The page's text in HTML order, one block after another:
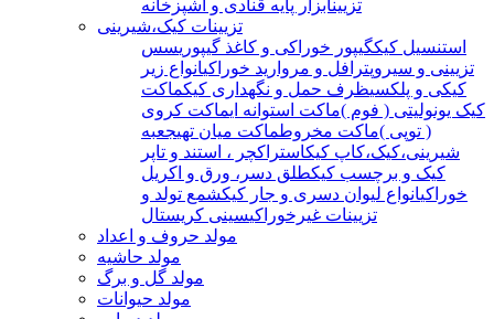
تزیینابزار پایه قنادی و آشپزخانه
تزیینات کیک،شیرینی
استنسیل کیکگیپور خوراکی و کاغذ گیپوریسس
تزیینی و سیروپترافل و مروارید خوراکیانواع زیر
کیکی و پلکسیظرف حمل و نگهداری کیکماکت
کیک یونولیتی ( فوم )ماکت استوانه ایماکت کروی
( توپی )ماکت مخروطماکت میان تهیجعبه
شیرینی،کیک،کاپ کیکاستراکچر ، استند و تاپر
کیک و برچسب کیکطلق دسر، ورق و اکریل
خوراکیانواع لیوان دسری و جار کیکشمع تولد و
تزیینات غیرخوراکیسینی کریستال
مولد حروف و اعداد
مولد حاشیه
مولد گل و برگ
مولد حیوانات